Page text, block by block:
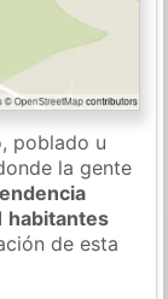
poblado u
la gente
habitantes
de esta